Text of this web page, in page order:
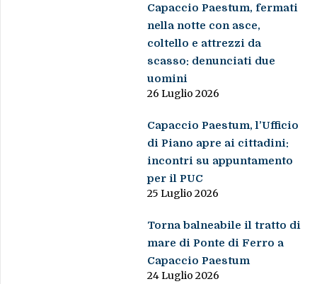
Capaccio Paestum, fermati
nella notte con asce,
coltello e attrezzi da
scasso: denunciati due
uomini
26 Luglio 2026
Capaccio Paestum, l’Ufficio
di Piano apre ai cittadini:
incontri su appuntamento
per il PUC
25 Luglio 2026
Torna balneabile il tratto di
mare di Ponte di Ferro a
Capaccio Paestum
24 Luglio 2026